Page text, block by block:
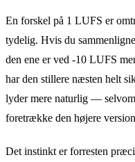
En forskel på 1 LUFS er
tydelig. Hvis du
den ene er ved -10 LUFS
har den stillere næsten helt
lyder mere naturlig —
foretrække den højere
Det instinkt er forresten